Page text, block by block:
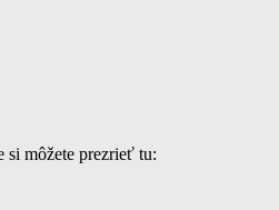
si môžete prezrieť tu: